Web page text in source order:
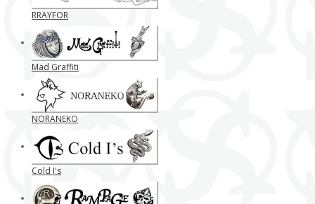
RRAYFOR
Mad Graffiti
NORANEKO
Cold I's